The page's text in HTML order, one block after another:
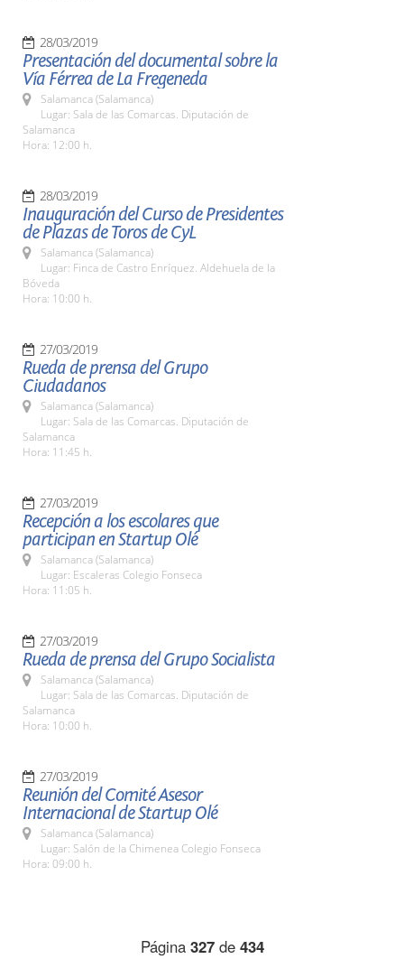
28/03/2019
Presentación del documental sobre la
Vía Férrea de La Fregeneda
Salamanca (Salamanca)
Lugar: Sala de las Comarcas. Diputación de
Salamanca
Hora: 12:00 h.
28/03/2019
Inauguración del Curso de Presidentes
de Plazas de Toros de CyL
Salamanca (Salamanca)
Lugar: Finca de Castro Enríquez. Aldehuela de la
Bóveda
Hora: 10:00 h.
27/03/2019
Rueda de prensa del Grupo
Ciudadanos
Salamanca (Salamanca)
Lugar: Sala de las Comarcas. Diputación de
Salamanca
Hora: 11:45 h.
27/03/2019
Recepción a los escolares que
participan en Startup Olé
Salamanca (Salamanca)
Lugar: Escaleras Colegio Fonseca
Hora: 11:05 h.
27/03/2019
Rueda de prensa del Grupo Socialista
Salamanca (Salamanca)
Lugar: Sala de las Comarcas. Diputación de
Salamanca
Hora: 10:00 h.
27/03/2019
Reunión del Comité Asesor
Internacional de Startup Olé
Salamanca (Salamanca)
Lugar: Salón de la Chimenea Colegio Fonseca
Hora: 09:00 h.
Página 327de 434